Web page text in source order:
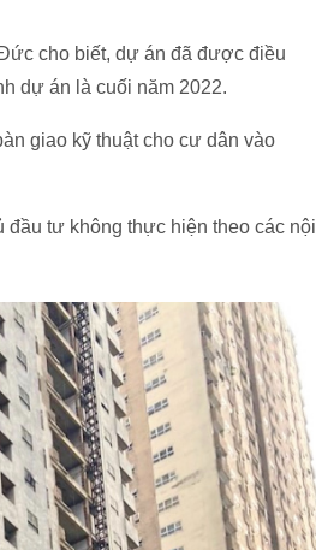
cho biết, dự án đã được điều
dự án là cuối năm 2022.
giao kỹ thuật cho cư dân vào
đầu tư không thực hiện theo các nội